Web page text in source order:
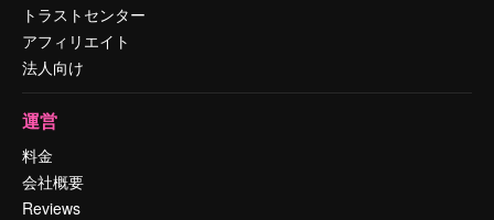
トラストセンター
アフィリエイト
法人向け
運営
料金
会社概要
Reviews